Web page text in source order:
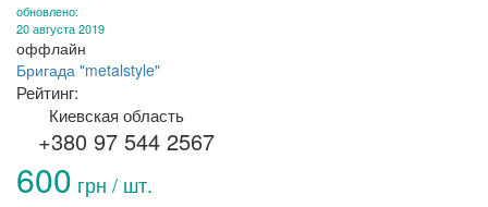
обновлено:
20 августа 2019
оффлайн
Бригада "metalstyle"
Рейтинг:
Киевская область
+380 97 544 2567
600 грн / шт.